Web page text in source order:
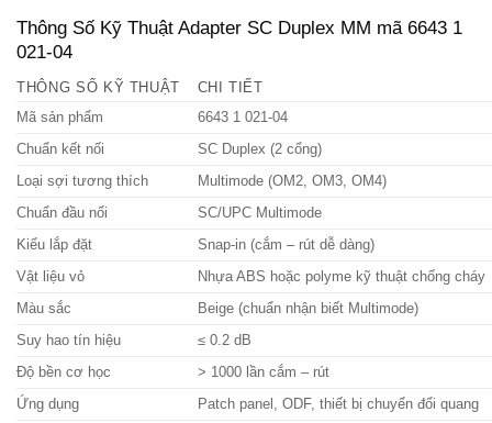
Thông Số Kỹ Thuật Adapter SC Duplex MM mã 6643 1
021-04
THÔNG SỐ KỸ THUẬT
CHI TIẾT
Mã sản phẩm
6643 1 021-04
Chuẩn kết nối
SC Duplex (2 cổng)
Loại sợi tương thích
Multimode (OM2, OM3, OM4)
Chuẩn đầu nối
SC/UPC Multimode
Kiểu lắp đặt
Snap-in (cắm – rút dễ dàng)
Vật liệu vỏ
Nhựa ABS hoặc polyme kỹ thuật chống cháy
Màu sắc
Beige (chuẩn nhận biết Multimode)
Suy hao tín hiệu
≤ 0.2 dB
Độ bền cơ học
> 1000 lần cắm – rút
Ứng dụng
Patch panel, ODF, thiết bị chuyển đổi quang